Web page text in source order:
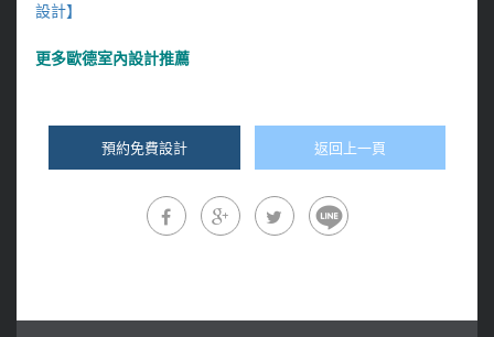
設計】
更多歐德室內設計推薦
預約免費設計 返回上一頁